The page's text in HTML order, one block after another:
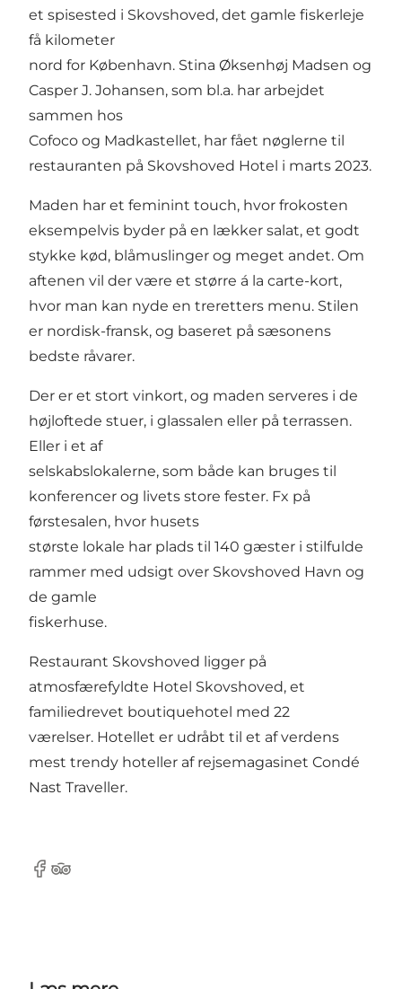
et spisested i Skovshoved, det gamle fiskerleje
få kilometer
nord for København. Stina Øksenhøj Madsen og
Casper J. Johansen, som bl.a. har arbejdet
sammen hos
Cofoco og Madkastellet, har fået nøglerne til
restauranten på Skovshoved Hotel i marts 2023.
Maden har et feminint touch, hvor frokosten
eksempelvis byder på en lækker salat, et godt
stykke kød, blåmuslinger og meget andet. Om
aftenen vil der være et større á la carte-kort,
hvor man kan nyde en treretters menu. Stilen
er nordisk-fransk, og baseret på sæsonens
bedste råvarer.
Der er et stort vinkort, og maden serveres i de
højloftede stuer, i glassalen eller på terrassen.
Eller i et af
selskabslokalerne, som både kan bruges til
konferencer og livets store fester. Fx på
førstesalen, hvor husets
største lokale har plads til 140 gæster i stilfulde
rammer med udsigt over Skovshoved Havn og
de gamle
fiskerhuse.
Restaurant Skovshoved ligger på
atmosfærefyldte Hotel Skovshoved, et
familiedrevet boutiquehotel med 22
værelser. Hotellet er udråbt til et af verdens
mest trendy hoteller af rejsemagasinet Condé
Nast Traveller.
Facebook
Tripadvisor